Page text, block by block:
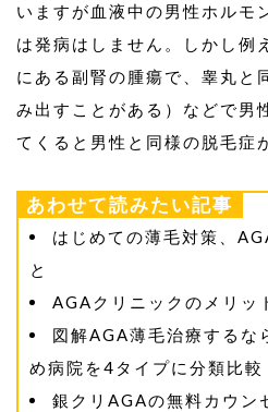
いますが血液中の男性ホルモ
は発病はしません。しかし例
にある副腎の腫瘍で、睾丸と
み出すことがある）などで男
てくると男性と同様の脱毛症
あわせて読みたい記事
はじめての薄毛対策、
と
AGAクリニックのメリッ
図解AGA薄毛治療するな
め病院を4タイプに分類比較
銀クリAGAの無料カウン